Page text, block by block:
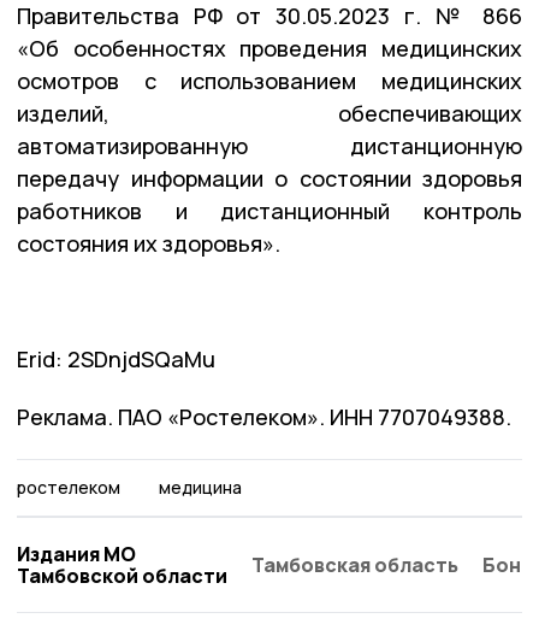
Правительства РФ от 30.05.2023 г. № 866
«Об особенностях проведения медицинских
осмотров с использованием медицинских
изделий, обеспечивающих
автоматизированную дистанционную
передачу информации о состоянии здоровья
работников и дистанционный контроль
состояния их здоровья».
Erid: 2SDnjdSQaMu
Реклама. ПАО «Ростелеком». ИНН 7707049388.
ростелеком медицина
Издания МО
Тамбовской области
Тамбовская область